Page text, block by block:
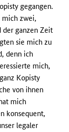
gegangen.
mich zwei,
der ganzen Zeit
sie mich zu
denn ich
mich,
Kopisty
von ihnen
mich
konsequent,
legaler